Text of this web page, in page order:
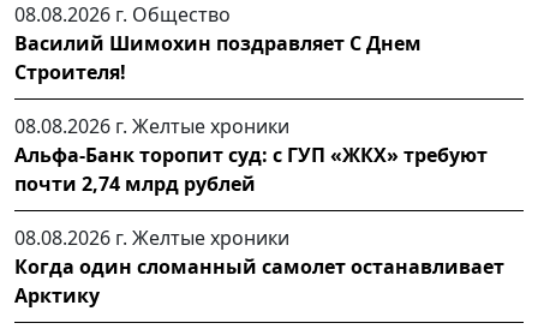
08.08.2026 г. Общество
Василий Шимохин поздравляет С Днем
Строителя!
08.08.2026 г. Желтые хроники
Альфа-Банк торопит суд: с ГУП «ЖКХ» требуют
почти 2,74 млрд рублей
08.08.2026 г. Желтые хроники
Когда один сломанный самолет останавливает
Арктику